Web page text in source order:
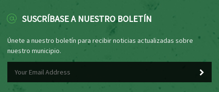
SUSCRÍBASE A NUESTRO BOLETÍN
Únete a nuestro boletín para recibir noticias actualizadas sobre
nuestro municipio.